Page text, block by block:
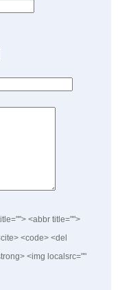
<abbr title="">
<code> <del
<img localsrc=""